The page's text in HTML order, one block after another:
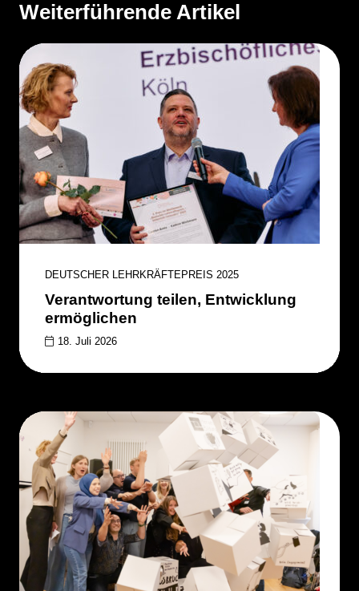
Weiterführende Artikel
DEUTSCHER LEHRKRÄFTEPREIS 2025
Verantwortung teilen, Entwicklung
ermöglichen
18. Juli 2026